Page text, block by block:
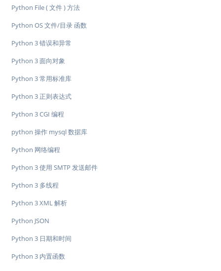
Python File ( 文件 ) 方法
Python OS 文件/目录 函数
Python 3 错误和异常
Python 3 面向对象
Python 3 常用标准库
Python 3 正则表达式
Python 3 CGI 编程
python 操作 mysql 数据库
Python 网络编程
Python 3 使用 SMTP 发送邮件
Python 3 多线程
Python 3 XML 解析
Python JSON
Python 3 日期和时间
Python 3 内置函数